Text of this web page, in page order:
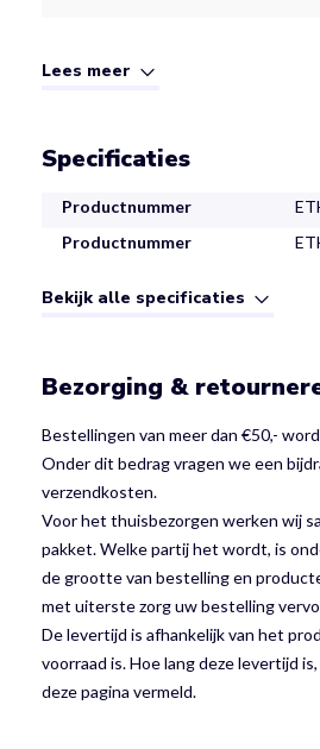
Lees meer
Specificaties
Productnummer
Productnummer
Bekijk alle specificaties
Bezorging &
Bestellingen van meer dan €50,-
Onder dit bedrag vragen we een
verzendkosten.
Voor het thuisbezorgen werken wij
pakket. Welke partij het wordt, is
de grootte van bestelling en
met uiterste zorg uw bestelling
De levertijd is afhankelijk van het
voorraad is. Hoe lang deze levertijd
deze pagina vermeld.